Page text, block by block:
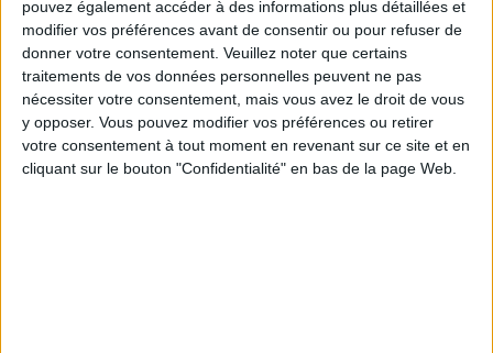
pouvez également accéder à des informations plus détaillées et
modifier vos préférences avant de consentir ou pour refuser de
donner votre consentement. Veuillez noter que certains
traitements de vos données personnelles peuvent ne pas
nécessiter votre consentement, mais vous avez le droit de vous
y opposer. Vous pouvez modifier vos préférences ou retirer
votre consentement à tout moment en revenant sur ce site et en
cliquant sur le bouton "Confidentialité" en bas de la page Web.
LES SNEAKERS STARS DE L’ÉTÉ